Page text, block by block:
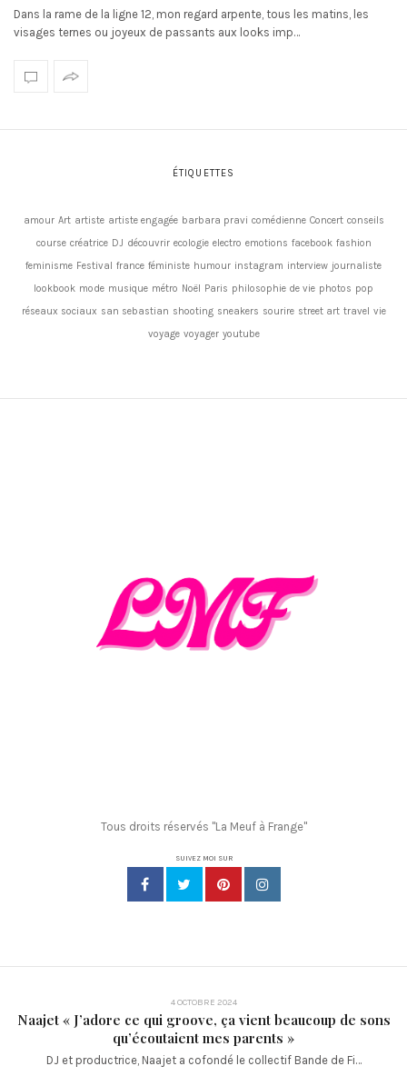
Dans la rame de la ligne 12, mon regard arpente, tous les matins, les
visages ternes ou joyeux de passants aux looks imp…
ÉTIQUETTES
amour Art artiste artiste engagée barbara pravi comédienne Concert conseils
course créatrice DJ découvrir ecologie electro emotions facebook fashion
feminisme Festival france féministe humour instagram interview journaliste
lookbook mode musique métro Noël Paris philosophie de vie photos pop
réseaux sociaux san sebastian shooting sneakers sourire street art travel vie
voyage voyager youtube
Tous droits réservés "La Meuf à Frange"
SUIVEZ MOI SUR
4 OCTOBRE 2024
Naajet « J’adore ce qui groove, ça vient beaucoup de sons
qu’écoutaient mes parents »
DJ et productrice, Naajet a cofondé le collectif Bande de Fi…